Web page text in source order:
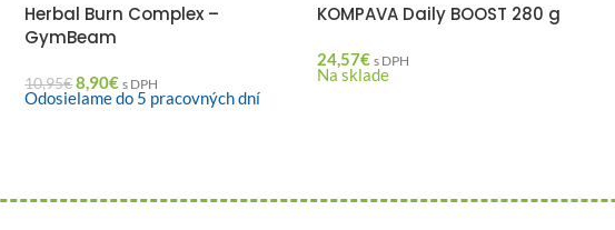
Herbal Burn Complex –
GymBeam
10,95€8,90€ s DPH
Odosielame do 5 pracovných dní
KOMPAVA Daily BOOST 280 g
24,57€ s DPH
Na sklade